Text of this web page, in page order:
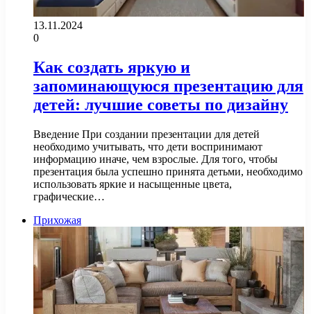
13.11.2024
0
Как создать яркую и
запоминающуюся презентацию для
детей: лучшие советы по дизайну
Введение При создании презентации для детей
необходимо учитывать, что дети воспринимают
информацию иначе, чем взрослые. Для того, чтобы
презентация была успешно принята детьми, необходимо
использовать яркие и насыщенные цвета,
графические…
Прихожая